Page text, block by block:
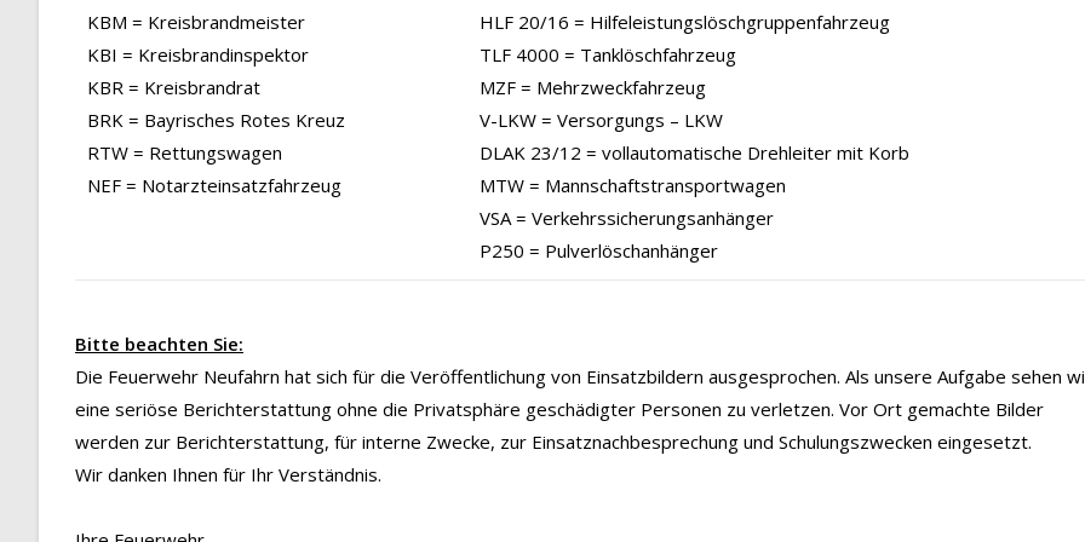
KBM = Kreisbrandmeister
KBI = Kreisbrandinspektor
KBR = Kreisbrandrat
BRK = Bayrisches Rotes Kreuz
RTW = Rettungswagen
NEF = Notarzteinsatzfahrzeug
HLF 20/16 = Hilfeleistungslöschgruppenfahrzeug
TLF 4000 = Tanklöschfahrzeug
MZF = Mehrzweckfahrzeug
V-LKW = Versorgungs – LKW
DLAK 23/12 = vollautomatische Drehleiter mit Korb
MTW = Mannschaftstransportwagen
VSA = Verkehrssicherungsanhänger
P250 = Pulverlöschanhänger
Bitte beachten Sie:
Die Feuerwehr Neufahrn hat sich für die Veröffentlichung von Einsatzbildern ausgesprochen. Als unsere Aufgabe sehen
eine seriöse Berichterstattung ohne die Privatsphäre geschädigter Personen zu verletzen. Vor Ort gemachte Bilder
werden zur Berichterstattung, für interne Zwecke, zur Einsatznachbesprechung und Schulungszwecken eingesetzt.
Wir danken Ihnen für Ihr Verständnis.